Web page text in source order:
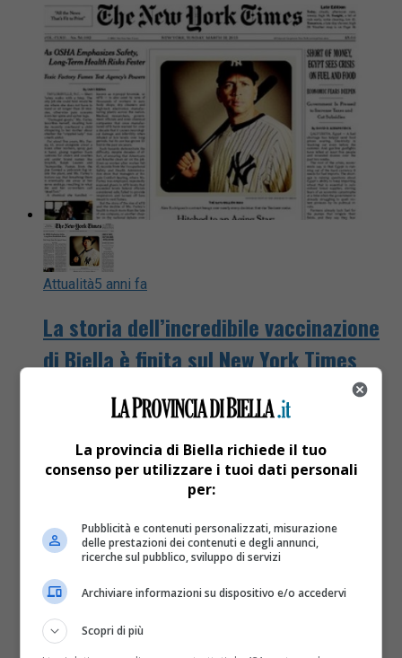
Attualità5 anni fa
La storia dell’incredibile vaccinazione
di Biella è finita sul New York Times
La notizia sul quotidiano statunitense (17 milioni di
likes) è apparsa questa sera
La provincia di Biella richiede il tuo
consenso per utilizzare i tuoi dati personali
per:
Pubblicità e contenuti personalizzati, misurazione
delle prestazioni dei contenuti e degli annunci,
ricerche sul pubblico, sviluppo di servizi
Archiviare informazioni su dispositivo e/o accedervi
Scopri di più